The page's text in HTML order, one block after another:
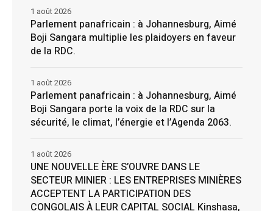
Parlement panafricain : à Johannesburg, Aimé
Boji Sangara multiplie les plaidoyers en faveur
de la RDC.
1 août 2026
Parlement panafricain : à Johannesburg, Aimé
Boji Sangara porte la voix de la RDC sur la
sécurité, le climat, l’énergie et l’Agenda 2063.
1 août 2026
UNE NOUVELLE ÈRE S’OUVRE DANS LE
SECTEUR MINIER : LES ENTREPRISES MINIÈRES
ACCEPTENT LA PARTICIPATION DES
CONGOLAIS À LEUR CAPITAL SOCIAL Kinshasa,
1 août 2026